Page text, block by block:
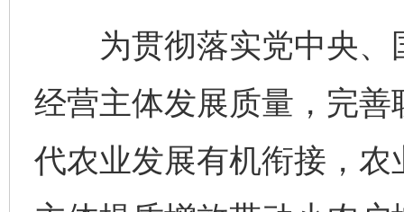
为贯彻落实党中央、
经营主体发展质量，完
代农业发展有机衔接，